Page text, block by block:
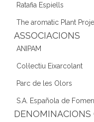
Ratafia Espiells
The aromatic Plant
ASSOCIACIONS
ANIPAM
Col·lectiu Eixarcolant
Parc de les Olors
S.A. Española de
DENOMINACIONS